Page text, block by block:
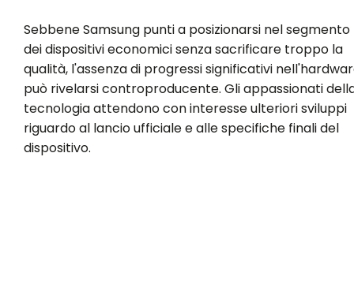
Sebbene Samsung punti a posizionarsi nel segmento
dei dispositivi economici senza sacrificare troppo la
qualità, l'assenza di progressi significativi
può rivelarsi controproducente. Gli appassionati
tecnologia attendono con interesse ulteriori sviluppi
riguardo al lancio ufficiale e alle specifiche finali del
dispositivo.